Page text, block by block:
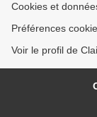
Cookies et
Préférences
Voir le profil de